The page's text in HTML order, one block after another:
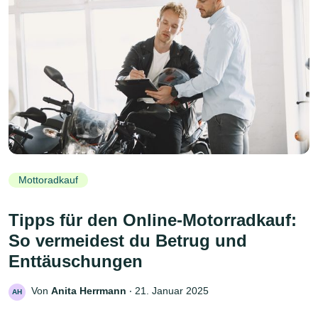
Mottoradkauf
Tipps für den Online-Motorradkauf:
So vermeidest du Betrug und
Enttäuschungen
AH Von Anita Herrmann ‧ 21. Januar 2025